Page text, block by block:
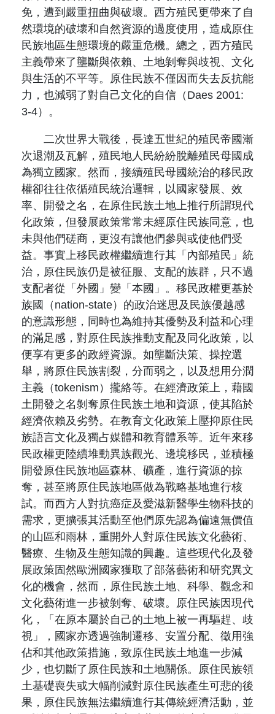
免，遭到嚴重扭曲與破壞。西方殖民更帶來了自
然環境的破壞和自然資源的過度使用，造成原住
民族地區生態環境的嚴重危機。總之，西方殖民
主義帶來了壟斷與依賴、土地剝奪與歧視、文化
與生活的不平等。原住民族不僅因而失去反抗能
力，也減弱了對自己文化的自信（Daes 2001:
3-4）。
二次世界大戰後，長達五世紀的殖民帝國漸
次退潮及瓦解，殖民地人民紛紛脫離殖民母國成
為獨立國家。然而，接續殖民母國統治的移民政
權卻往往依循殖民統治邏輯，以國家發展、效
率、開發之名，在原住民族土地上推行所謂現代
化政策，但發展政策常常未經原住民族同意，也
未與他們磋商，更沒有讓他們參與或使他們受
益。事實上移民政權繼續進行其「內部殖民」統
治，原住民族仍是被征服、支配的族群，只不過
支配者從「外國」變「本國」。移民政權更基於
族國（nation-state）的政治迷思及民族優越感
的意識形態，同時也為維持其優勢及利益和心理
的滿足感，對原住民族推動支配及同化政策，以
便享有更多的政經資源。如壟斷決策、操控選
舉，將原住民族割裂，分而弱之，以及想用分潤
主義（tokenism）攏絡等。在經濟政策上，藉國
土開發之名剝奪原住民族土地和資源，使其陷於
經濟依賴及劣勢。在教育文化政策上壓抑原住民
族語言文化及獨占媒體和教育體系等。近年來移
民政權更陸續堆動異族觀光、邊境移民，並積極
開發原住民族地區森林、礦產，進行資源的掠
奪，甚至將原住民族地區做為戰略基地進行核
試。而西方人對抗癌症及愛滋新醫學生物科技的
需求，更擴張其活動至他們原先認為偏遠無價值
的山區和雨林，重開外人對原住民族文化藝術、
醫療、生物及生態知識的興趣。這些現代化及發
展政策固然歐洲國家獲取了部落藝術和研究異文
化的機會，然而，原住民族土地、科學、觀念和
文化藝術進一步被剝奪、破壞。原住民族因現代
化，「在原本屬於自己的土地上被一再驅趕、歧
視」，國家亦透過強制遷移、安置分配、徵用強
佔和其他政策措施，致原住民族土地進一步減
少，也切斷了原住民族和土地關係。原住民族領
土基礎喪失或大幅削減對原住民族產生可悲的後
果，原住民族無法繼續進行其傳統經濟活動，並